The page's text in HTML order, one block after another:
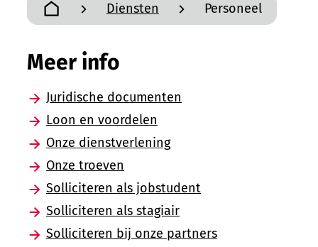
Startpagina
Diensten Personeel
Meer info
Juridische documenten
Loon en voordelen
Onze dienstverlening
Onze troeven
Solliciteren als jobstudent
Solliciteren als stagiair
Solliciteren bij onze partners